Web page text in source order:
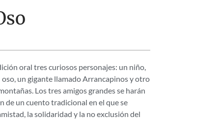
oral tres curiosos personajes: un niño,
un gigante llamado Arrancapinos y otro
Los tres amigos grandes se harán
de un cuento tradicional en el que se
la solidaridad y la no exclusión del